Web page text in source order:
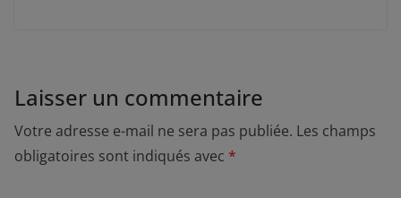
Laisser un commentaire
Votre adresse e-mail ne sera pas publiée. Les champs
obligatoires sont indiqués avec *